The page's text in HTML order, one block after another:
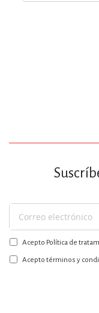
Suscríbase
a
nuestro
boletín:
Acepto Política de
Acepto términos y